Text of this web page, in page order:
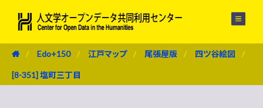
Edo+150 江戸マップ 尾張屋版 四ツ谷絵図
[8-351] 塩町三丁目